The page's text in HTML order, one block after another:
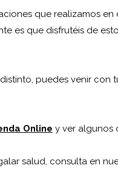
que realizamos
es que disfrutéis de
puedes venir con
Online y ver algunos
salud, consulta en